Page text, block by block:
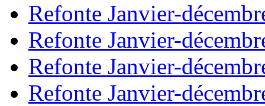
Refonte Janvier-
Refonte Janvier-
Refonte Janvier-
Refonte Janvier-